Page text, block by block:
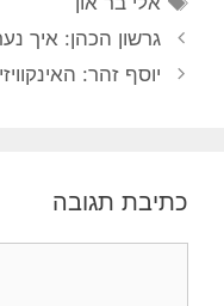
גרשון הכהן: איך
יוסף זהר:
כתיבת תגובה